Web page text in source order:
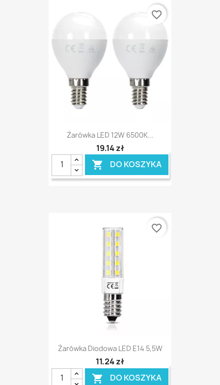
Żarówka LED 12W 6500K...
19,14 zł
 DO KOSZYKA
favorite_border
Żarówka Diodowa LED E14 5,5W
11,24 zł
 DO KOSZYKA
favorite_border